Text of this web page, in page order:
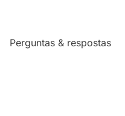
Perguntas & respostas